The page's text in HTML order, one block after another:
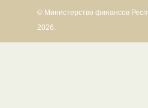
© Министерство финансов
2026.